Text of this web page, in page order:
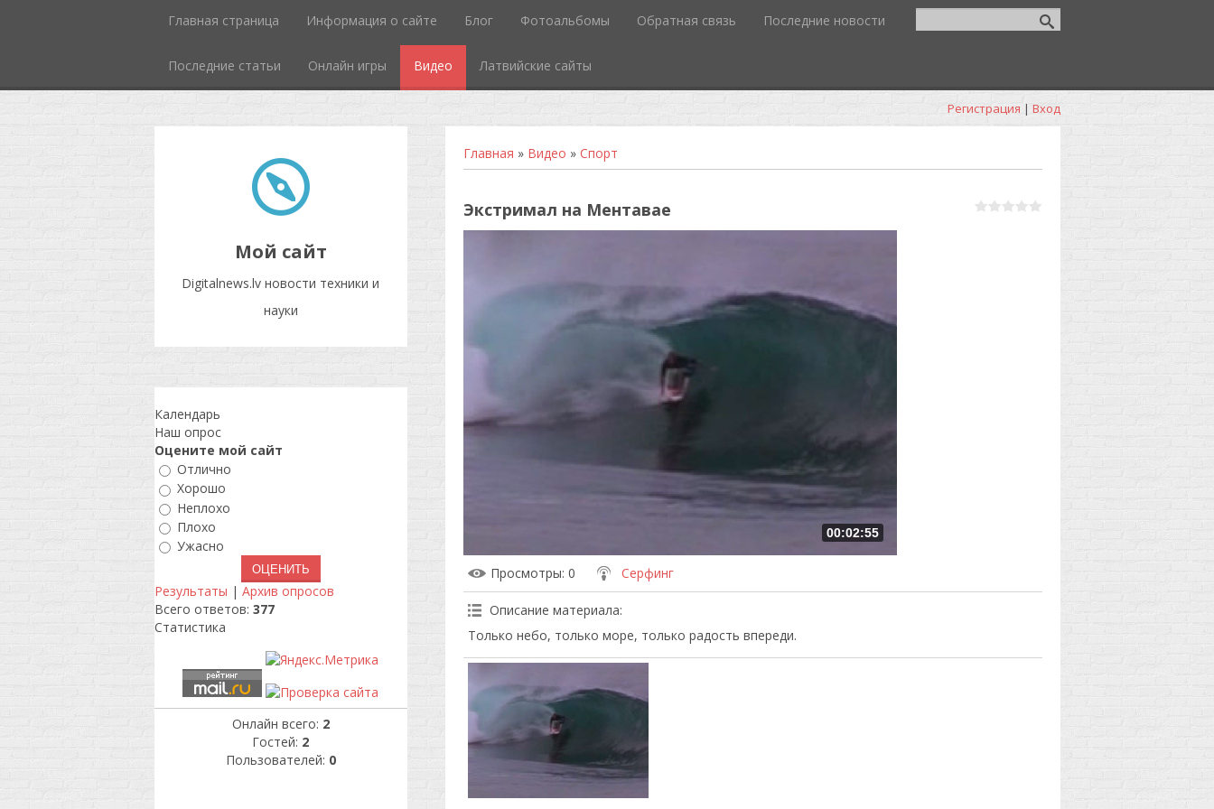
Главная страница Информация о сайте Блог Фотоальбомы Обратная связь Последние новости
Последние статьи Онлайн игры Видео Латвийские сайты
Регистрация | Вход
Мой сайт
Digitalnews.lv новости техники и
науки
Главная » Видео » Спорт
Экстримал на Ментавае
00:02:55
Просмотры: 0 Серфинг
Описание материала:
Только небо, только море, только радость впереди.
Календарь
Наш опрос
Оцените мой сайт
Отлично
Хорошо
Неплохо
Плохо
Ужасно
Результаты | Архив опросов
Всего ответов: 377
Статистика
Онлайн всего: 2
Гостей: 2
Пользователей: 0